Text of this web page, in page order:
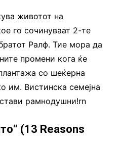
животот на
го сочинуваат 2-те
Ралф. Тие мора да
промени кога ќе
со шеќерна
им. Вистинска семејна
рамнодушни!rn
(13 Reasons